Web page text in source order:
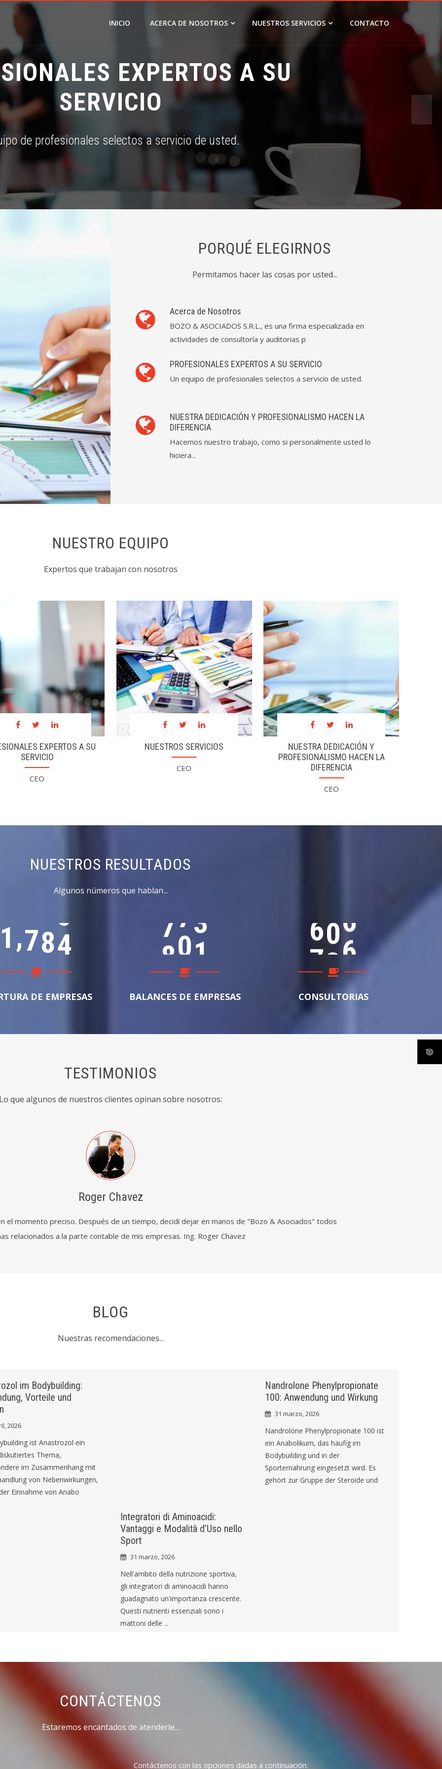
INICIO ACERCA DE NOSOTROS NUESTROS SERVICIOS CONTACTO
EXPERTOS A SU
SERVICIO
de profesionales selectos a servicio de usted.
PORQUÉ ELEGIRNOS
Permitamos hacer las cosas por usted...
Acerca de Nosotros
BOZO & ASOCIADOS S.R.L., es una firma especializada en
actividades de consultoría y auditorias p
PROFESIONALES EXPERTOS A SU SERVICIO
Un equipo de profesionales selectos a servicio de usted.
NUESTRA DEDICACIÓN Y PROFESIONALISMO HACEN LA
DIFERENCIA
Hacemos nuestro trabajo, como si personalmente usted lo
hiciera...
NUESTRO EQUIPO
Expertos que trabajan con nosotros
EXPERTOS A SU
SERVICIO
CEO
Diseño, Desarrollo e
Implementaciones de
Soluciones Tecnológicas
Diseño, desarrollo e impleme
NUESTROS SERVICIOS
CEO
Hacemos nuestro trabajo,
como si personalmente usted
lo hiciera...
NUESTRA DEDICACIÓN Y
PROFESIONALISMO HACEN LA
DIFERENCIA
CEO
NUESTROS RESULTADOS
Algunos números que hablan...
1 ,784
DE EMPRESAS
854
BALANCES DE EMPRESAS
979
CONSULTORIAS
TESTIMONIOS
Lo que algunos de nuestros clientes opinan sobre nosotros:
Roger Chavez
el momento preciso. Después de un tiempo, decidí dejar en manos de "Bozo & Asociados" todos
relacionados a la parte contable de mis empresas. Ing. Roger Chavez
BLOG
Nuestras recomendaciones...
im Bodybuilding:
Vorteile und
2026
ist Anastrozol ein
Thema,
im Zusammenhang mit
von Nebenwirkungen,
Einnahme von Anabo
Nandrolone Phenylpropionate
100: Anwendung und Wirkung
31 marzo, 2026
Nandrolone Phenylpropionate 100 ist
ein Anabolikum, das häufig im
Bodybuilding und in der
Sporternährung eingesetzt wird. Es
gehört zur Gruppe der Steroide und
Integratori di Aminoacidi:
Vantaggi e Modalità d’Uso nello
Sport
31 marzo, 2026
Nell'ambito della nutrizione sportiva,
gli integratori di aminoacidi hanno
guadagnato un'importanza crescente.
Questi nutrienti essenziali sono i
mattoni delle ...
CONTÁCTENOS
Estaremos encantados de atenderle...
Contáctenos con las opciones dadas a continuación: